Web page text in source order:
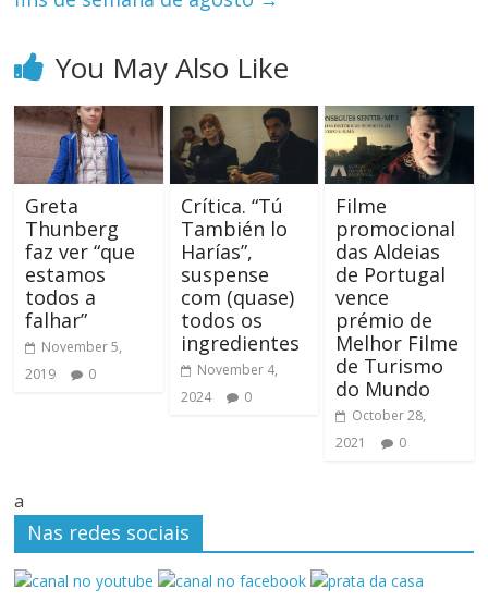
You May Also Like
Greta
Thunberg
faz ver “que
estamos
todos a
falhar”
November 5,
2019
0
Crítica. “Tú
También lo
Harías”,
suspense
com (quase)
todos os
ingredientes
November 4,
2024
0
Filme
promocional
das Aldeias
de Portugal
vence
prémio de
Melhor Filme
de Turismo
do Mundo
October 28,
2021
0
a
Nas redes sociais